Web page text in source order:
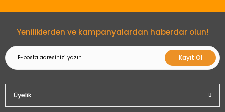
Yeniliklerden ve kampanyalardan haberdar olun!
Kayıt Ol
Üyelik